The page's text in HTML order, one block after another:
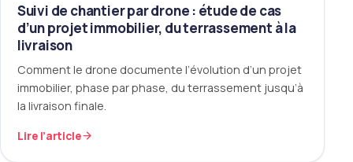
Suivi de chantier par drone : étude de cas
d’un projet immobilier, du terrassement à la
livraison
Comment le drone documente l’évolution d’un projet
immobilier, phase par phase, du terrassement jusqu’à
la livraison finale.
Lire l’article